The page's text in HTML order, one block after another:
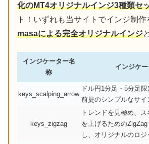
化のMT4オリジナルインジ3種類セ
ト！いずれも当サイトでインジ制
masaによる完全オリジナルインジ
インジケーター名
称
インジケ
keys_scalping_arrow
ドル円1分足・5分足
前提のシンプルなサイ
keys_zigzag
トレンドを見極め、
を上げるための
し、オリジナルのロジ